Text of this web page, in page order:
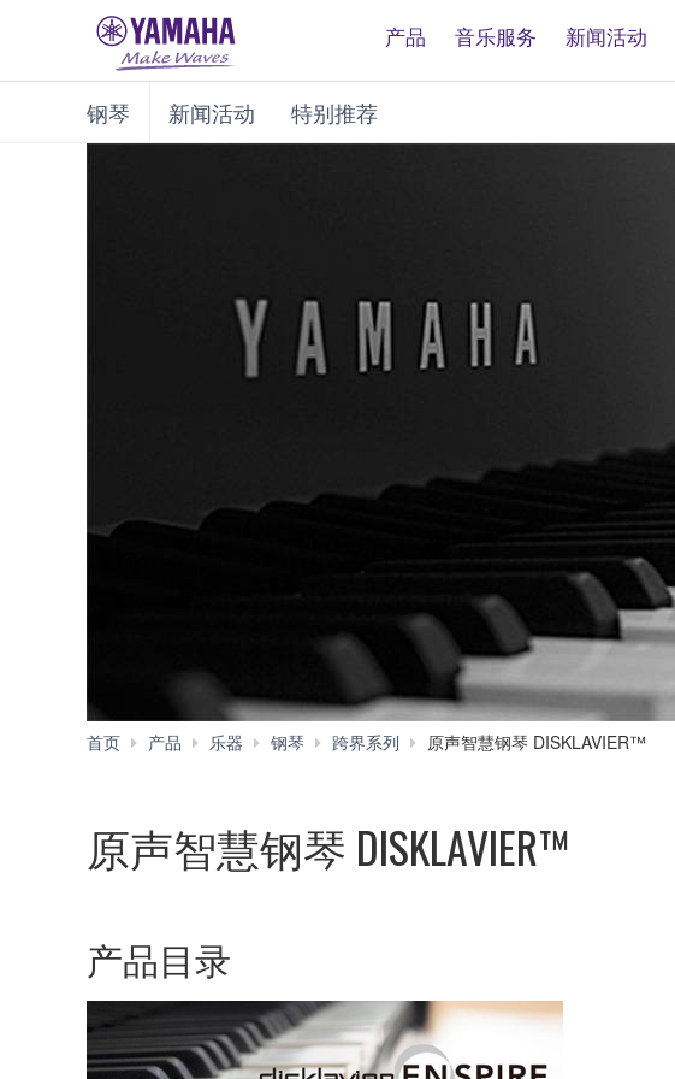
产品 音乐服务 新闻活动
钢琴 新闻活动 特别推荐
首页 产品 乐器 钢琴 跨界系列 原声智慧钢琴 DISKLAVIER™
原声智慧钢琴 DISKLAVIER™
产品目录